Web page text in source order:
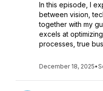
In this episode, I
between vision,
together with my
excels at
processes, true
December 18, 2025•